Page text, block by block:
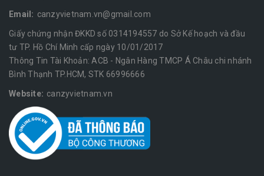
Email: canzyvietnam.vn@gmail.com
Giấy chứng nhận ĐKKD số 0314194557 do Sở Kế hoạch và đầu
tư TP. Hồ Chí Minh cấp ngày 10/01/2017
Thông Tin Tài Khoản: ACB - Ngân Hàng TMCP Á Châu chi nhánh
Bình Thạnh TP.HCM, STK 66996666
Website: canzyvietnam.vn